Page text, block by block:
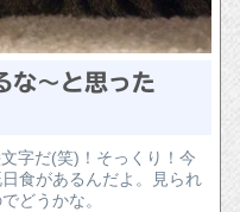
な～と思った
字だ(笑)！そっくり！今
食があるんだよ。見られ
どうかな。